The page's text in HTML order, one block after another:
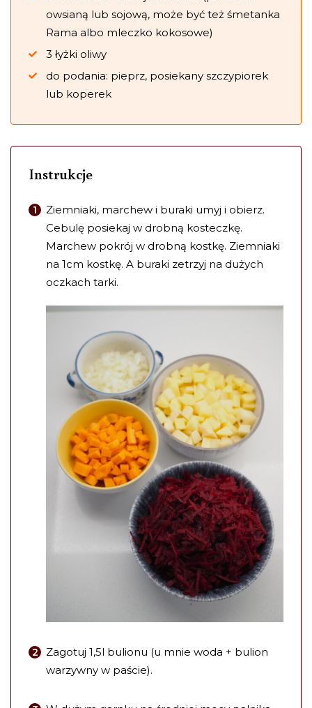
owsianą lub sojową, może być też śmetanka
Rama albo mleczko kokosowe)
3 łyżki oliwy
do podania: pieprz, posiekany szczypiorek
lub koperek
Instrukcje
Ziemniaki, marchew i buraki umyj i obierz.
Cebulę posiekaj w drobną kosteczkę.
Marchew pokrój w drobną kostkę. Ziemniaki
na 1cm kostkę. A buraki zetrzyj na dużych
oczkach tarki.
Zagotuj 1,5l bulionu (u mnie woda + bulion
warzywny w paście).